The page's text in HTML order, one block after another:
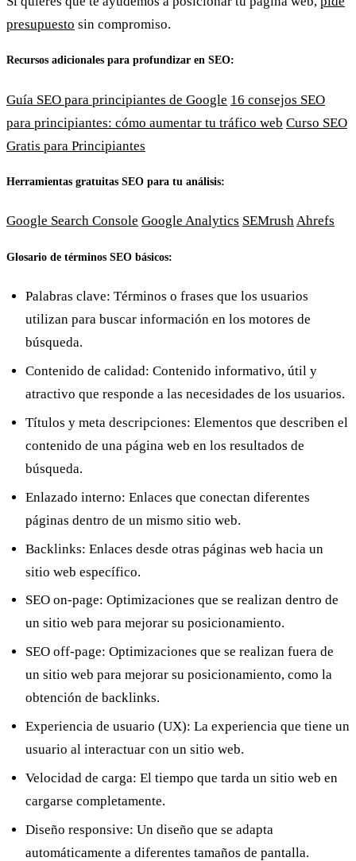
presupuesto sin compromiso.
Recursos adicionales para profundizar en SEO:
Guía SEO para principiantes de Google 16 consejos SEO
para principiantes: cómo aumentar tu tráfico web Curso SEO
Gratis para Principiantes
Herramientas gratuitas SEO para tu análisis:
Google Search Console Google Analytics SEMrushAhrefs
Glosario de términos SEO básicos:
Palabras clave: Términos o frases que los usuarios
utilizan para buscar información en los motores de
búsqueda.
Contenido de calidad: Contenido informativo, útil y
atractivo que responde a las necesidades de los usuarios.
Títulos y meta descripciones: Elementos que describen el
contenido de una página web en los resultados de
búsqueda.
Enlazado interno: Enlaces que conectan diferentes
páginas dentro de un mismo sitio web.
Backlinks: Enlaces desde otras páginas web hacia un
sitio web específico.
SEO on-page: Optimizaciones que se realizan dentro de
un sitio web para mejorar su posicionamiento.
SEO off-page: Optimizaciones que se realizan fuera de
un sitio web para mejorar su posicionamiento, como la
obtención de backlinks.
Experiencia de usuario (UX): La experiencia que tiene un
usuario al interactuar con un sitio web.
Velocidad de carga: El tiempo que tarda un sitio web en
cargarse completamente.
Diseño responsive: Un diseño que se adapta
automáticamente a diferentes tamaños de pantalla.